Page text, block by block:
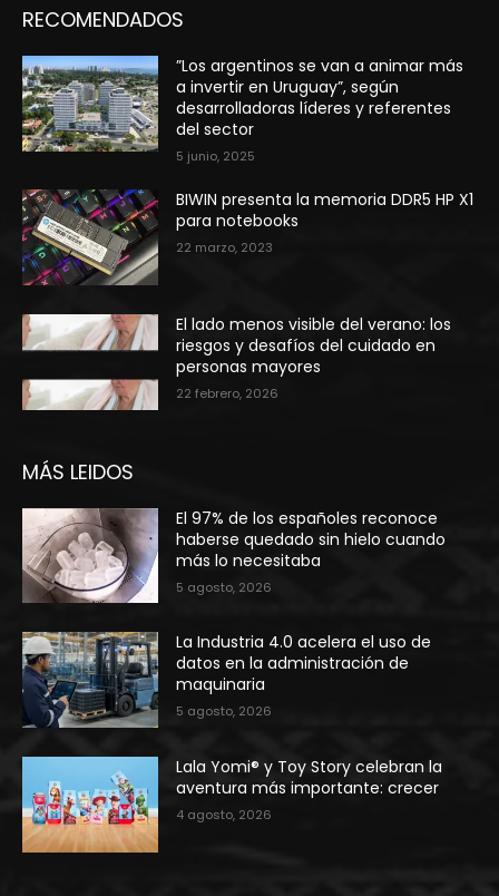
RECOMENDADOS
”Los argentinos se van a animar más
a invertir en Uruguay”, según
desarrolladoras líderes y referentes
del sector
5 junio, 2025
BIWIN presenta la memoria DDR5 HP X1
para notebooks
22 marzo, 2023
El lado menos visible del verano: los
riesgos y desafíos del cuidado en
personas mayores
22 febrero, 2026
MÁS LEIDOS
El 97% de los españoles reconoce
haberse quedado sin hielo cuando
más lo necesitaba
5 agosto, 2026
La Industria 4.0 acelera el uso de
datos en la administración de
maquinaria
5 agosto, 2026
Lala Yomi® y Toy Story celebran la
aventura más importante: crecer
4 agosto, 2026